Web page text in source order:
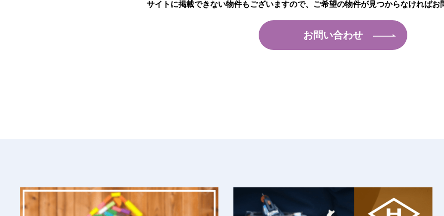
サイトに掲載できない物件もございますので、 ご希望の物件が見つからなければお
お問い合わせ